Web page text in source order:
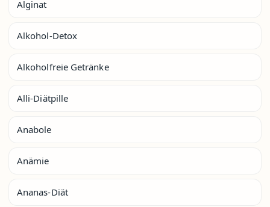
Alginat
Alkohol-Detox
Alkoholfreie Getränke
Alli-Diätpille
Anabole
Anämie
Ananas-Diät